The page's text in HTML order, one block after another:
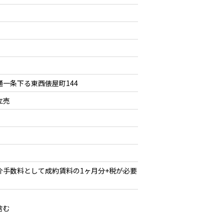
条下る東西俵屋町144
売
数料として成約賃料の1ヶ月分+税が必要
む